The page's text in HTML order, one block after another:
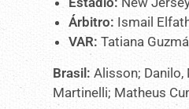
Árbitro: Ismail
VAR: Tatiana
Brasil: Alisson; Danilo,
Martinelli; Matheus